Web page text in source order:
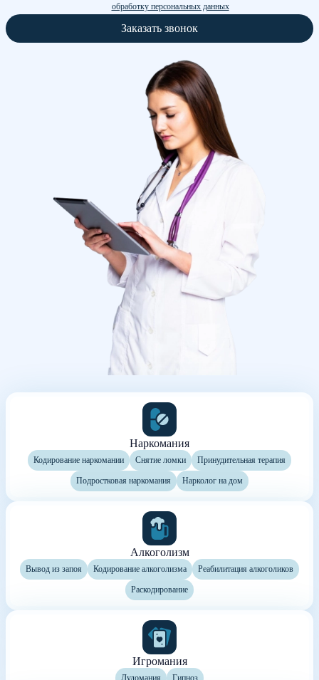
обработку персональных данных
Заказать звонок
Наркомания
Кодирование наркомании Снятие ломки Принудительная терапия
Подростковая наркомания Нарколог на дом
Алкоголизм
Вывод из запоя Кодирование алкоголизма Реабилитация алкоголиков
Раскодирование
Игромания
Лудомания Гипноз